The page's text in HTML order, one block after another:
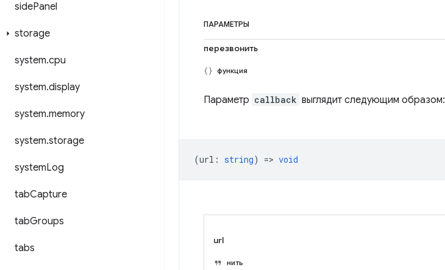
sidePanel
storage
system.cpu
system.display
system.memory
system.storage
systemLog
tabCapture
tabGroups
tabs
ПАРАМЕТРЫ
перезвонить
функция
Параметр callback выглядит следующим образом:
(url : string) => void
url
нить